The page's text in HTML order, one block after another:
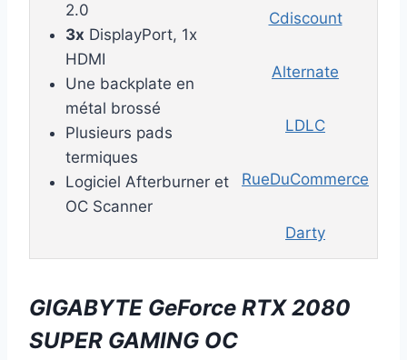
2.0
3x DisplayPort, 1x
HDMI
Une backplate en
métal brossé
Plusieurs pads
termiques
Logiciel Afterburner et
OC Scanner
Cdiscount
Alternate
LDLC
RueDuCommerce
Darty
GIGABYTE GeForce RTX 2080
SUPER GAMING OC